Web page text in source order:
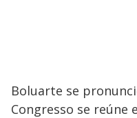
Boluarte se
Congresso se reúne